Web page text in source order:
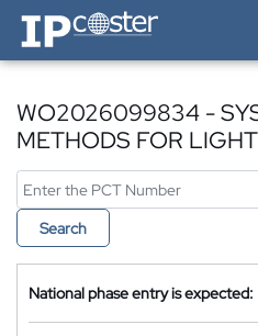
IP-Coster — Home
WO2026099834 -
METHODS FOR
Search
National phase entry is expected: